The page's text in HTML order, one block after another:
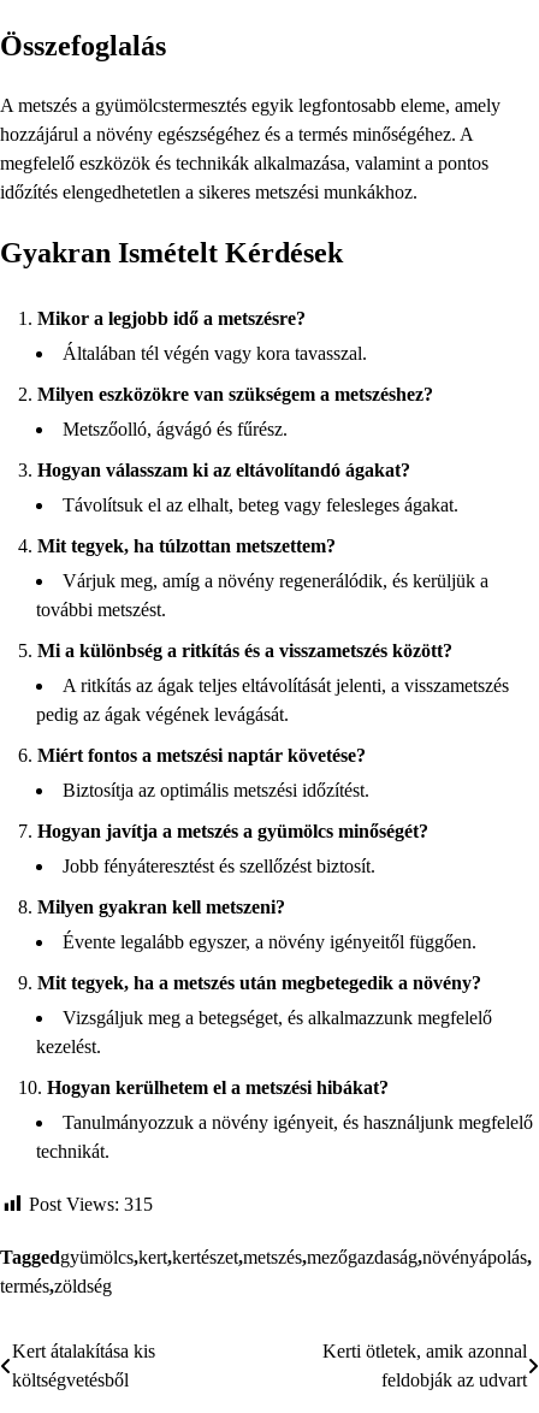
Összefoglalás
A metszés a gyümölcstermesztés egyik legfontosabb eleme, amely
hozzájárul a növény egészségéhez és a termés minőségéhez. A
megfelelő eszközök és technikák alkalmazása, valamint a pontos
időzítés elengedhetetlen a sikeres metszési munkákhoz.
Gyakran Ismételt Kérdések
Mikor a legjobb idő a metszésre?
Általában tél végén vagy kora tavasszal.
Milyen eszközökre van szükségem a metszéshez?
Metszőolló, ágvágó és fűrész.
Hogyan válasszam ki az eltávolítandó ágakat?
Távolítsuk el az elhalt, beteg vagy felesleges ágakat.
Mit tegyek, ha túlzottan metszettem?
Várjuk meg, amíg a növény regenerálódik, és kerüljük a
további metszést.
Mi a különbség a ritkítás és a visszametszés között?
A ritkítás az ágak teljes eltávolítását jelenti, a visszametszés
pedig az ágak végének levágását.
Miért fontos a metszési naptár követése?
Biztosítja az optimális metszési időzítést.
Hogyan javítja a metszés a gyümölcs minőségét?
Jobb fényáteresztést és szellőzést biztosít.
Milyen gyakran kell metszeni?
Évente legalább egyszer, a növény igényeitől függően.
Mit tegyek, ha a metszés után megbetegedik a növény?
Vizsgáljuk meg a betegséget, és alkalmazzunk megfelelő
kezelést.
Hogyan kerülhetem el a metszési hibákat?
Tanulmányozzuk a növény igényeit, és használjunk megfelelő
technikát.
Post Views: 315
Taggedgyümölcs,kert,kertészet,metszés,mezőgazdaság,növényápolás,
termés,zöldség
Bejegyzés
navigáció
Kert átalakítása kis
költségvetésből
Kerti ötletek, amik azonnal
feldobják az udvart